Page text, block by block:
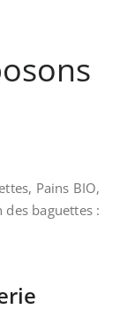
Pains BIO,
baguettes :